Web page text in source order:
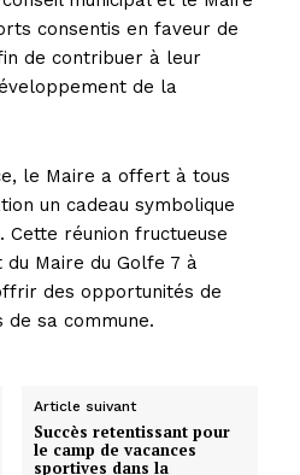
consentis en faveur de
de contribuer à leur
de la
le Maire a offert à tous
un cadeau symbolique
réunion fructueuse
du Maire du Golfe 7 à
des opportunités de
de sa commune.
Article suivant
Succès retentissant pour
le camp de vacances
sportives dans la